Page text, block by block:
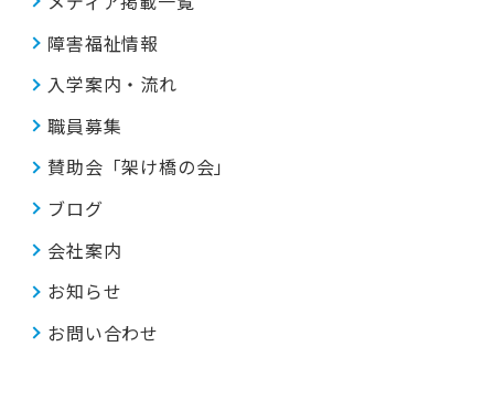
障害福祉情報
入学案内・流れ
職員募集
賛助会「架け橋の会」
ブログ
会社案内
お知らせ
お問い合わせ